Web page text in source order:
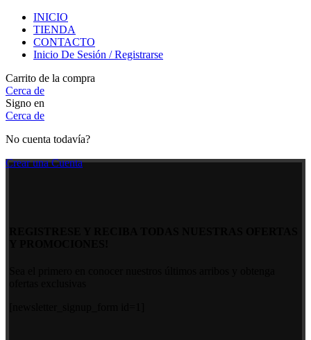
INICIO
TIENDA
CONTACTO
Inicio De Sesión / Registrarse
Carrito de la compra
Cerca de
Signo en
Cerca de
No cuenta todavía?
Crear una Cuenta